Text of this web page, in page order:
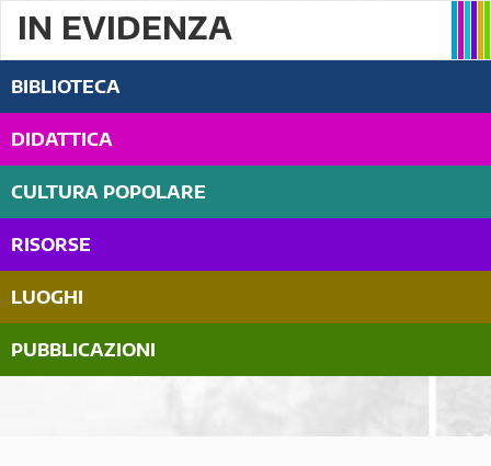
IN EVIDENZA
BIBLIOTECA
DIDATTICA
CULTURA POPOLARE
RISORSE
LUOGHI
PUBBLICAZIONI